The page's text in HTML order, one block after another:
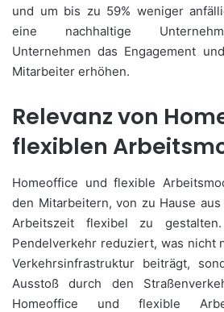
und um bis zu 59% weniger
eine nachhaltige
Unternehmen das Engagement
Mitarbeiter erhöhen.
Relevanz von
flexiblen
Homeoffice und flexible
den Mitarbeitern, von zu Hause
Arbeitszeit flexibel zu
Pendelverkehr reduziert, was nicht
Verkehrsinfrastruktur beiträgt,
Ausstoß durch den
Homeoffice und flexible